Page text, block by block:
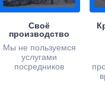
Своё
производство
Мы не пользуемся
услугами
посредников